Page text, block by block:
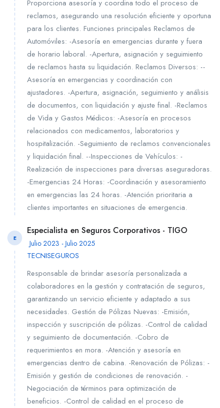
Proporciona asesoría y coordina todo el proceso de
reclamos, asegurando una resolución eficiente y oportuna
para los clientes. Funciones principales Reclamos de
Automóviles: -Asesoría en emergencias durante y fuera
de horario laboral. -Apertura, asignación y seguimiento
de reclamos hasta su liquidación. Reclamos Diversos: --
Asesoría en emergencias y coordinación con
ajustadores. -Apertura, asignación, seguimiento y análisis
de documentos, con liquidación y ajuste final. -Reclamos
de Vida y Gastos Médicos: -Asesoría en procesos
relacionados con medicamentos, laboratorios y
hospitalización. -Seguimiento de reclamos convencionales
y liquidación final. --Inspecciones de Vehículos: -
Realización de inspecciones para diversas aseguradoras.
-Emergencias 24 Horas: -Coordinación y asesoramiento
en emergencias las 24 horas. -Atención prioritaria a
clientes importantes en situaciones de emergencia.
E
Especialista en Seguros Corporativos - TIGO
Julio 2023 - Julio 2025
TECNISEGUROS
Responsable de brindar asesoría personalizada a
colaboradores en la gestión y contratación de seguros,
garantizando un servicio eficiente y adaptado a sus
necesidades. Gestión de Pólizas Nuevas: -Emisión,
inspección y suscripción de pólizas. -Control de calidad
y seguimiento de documentación. -Cobro de
requerimientos en mora. -Atención y asesoría en
emergencias dentro de cabina. -Renovación de Pólizas: -
Emisión y gestión de condiciones de renovación. -
Negociación de términos para optimización de
beneficios. -Control de calidad en el proceso de